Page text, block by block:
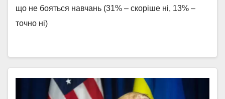
що не бояться навчань (31% – скоріше ні, 13% –
точно ні)